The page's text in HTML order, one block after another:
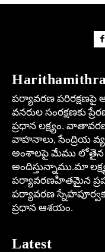
Harithamithra
పర్యావరణ
వనరుల సంరక్షణకు
ప్రధాన లక్ష్యం. వాతావరణ
వాహనాలు, సేంద్రియ
అంశాలపై మేము లోతైన
అందిస్తున్నాము.మా
పర్యావరణహితమైన
పర్యావరణ
ప్రధాన ఆశయం.
Latest